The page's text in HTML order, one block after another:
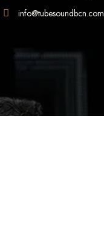
info@tubesoundbcn.com